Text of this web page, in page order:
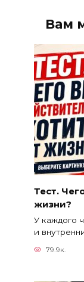
Вам
Тест.
жизни?
У каждого
и
79.9к.